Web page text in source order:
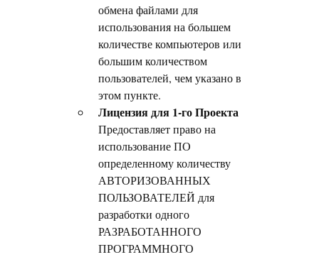
обмена файлами для
использования на большем
количестве компьютеров или
большим количеством
пользователей, чем указано в
этом пункте.
Лицензия для 1-го Проекта
Предоставляет право на
использование ПО
определенному количеству
АВТОРИЗОВАННЫХ
ПОЛЬЗОВАТЕЛЕЙ для
разработки одного
РАЗРАБОТАННОГО
ПРОГРАММНОГО